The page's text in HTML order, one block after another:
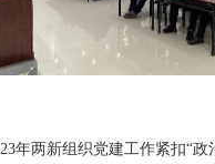
年两新组织党建工作紧扣“政